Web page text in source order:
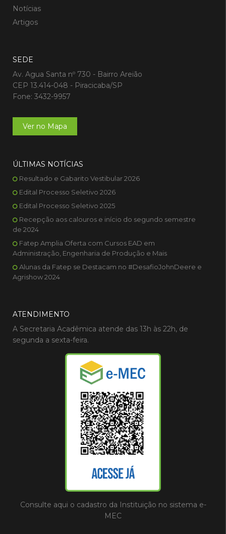
Notícias
Artigos
SEDE
Av. Agua Santa nº 730 - Bairro Areião
CEP 13.414-048 - Piracicaba/SP
Fone: 3432-9957
Ver no Mapa
ÚLTIMAS NOTÍCIAS
Resultado e Gabarito Vestibular 2026
Edital Processo Seletivo 2026
Edital Processo Seletivo 2025
Recepção aos calouros e início do segundo semestre
de 2024
Fatep Amplia Oferta com Cursos EAD em
Administração, Engenharia de Produção e Mais
Alunas da Fatep se Destacam no #DesafioJohnDeere e
Agrishow 2024
ATENDIMENTO
A Secretaria Acadêmica atende das 13h às 22h, de
segunda a sexta-feira.
Consulte aqui o cadastro da Instituição no sistema e-
MEC